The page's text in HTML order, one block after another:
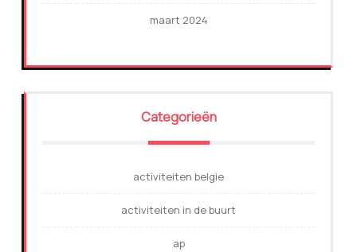
maart 2024
Categorieën
activiteiten belgie
activiteiten in de buurt
ap